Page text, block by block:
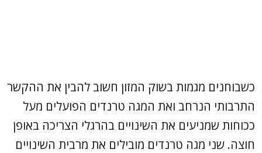
כשבוחנים מגמות בשוק המזון חשוב להבין את ההקשר
התרבותי הנרחב ואת המגה טרנדים הפועלים מעל
ככוחות שמניעים את השינויים בהרגלי הצריכה באופן
חוצה. שני מגה טרנדים מובילים את מרבית השינויים